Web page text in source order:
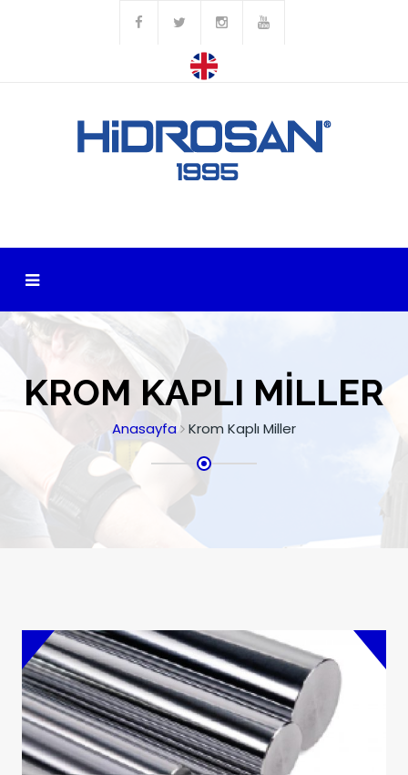
KROM KAPLI MILLER
Anasayfa Krom Kaplı Miller
İndüksiyonlu Miller
İndüksiyonlu Krom Kaplama Miller